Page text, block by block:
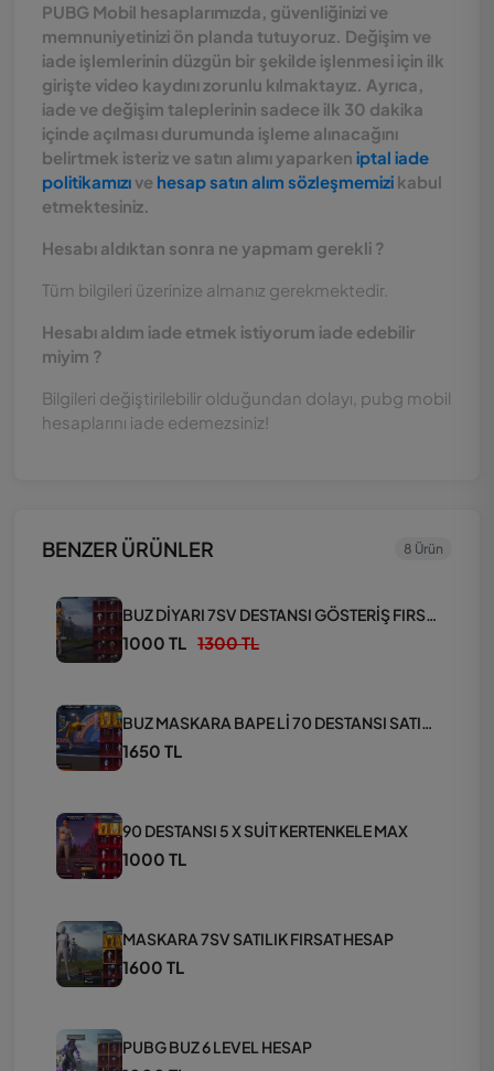
PUBG Mobil hesaplarımızda, güvenliğinizi ve
memnuniyetinizi ön planda tutuyoruz. Değişim ve
iade işlemlerinin düzgün bir şekilde işlenmesi için ilk
girişte video kaydını zorunlu kılmaktayız. Ayrıca,
iade ve değişim taleplerinin sadece ilk 30 dakika
içinde açılması durumunda işleme alınacağını
belirtmek isteriz ve satın alımı yaparken iptal iade
politikamızı ve hesap satın alım sözleşmemizi kabul
etmektesiniz.
Hesabı aldıktan sonra ne yapmam gerekli ?
Tüm bilgileri üzerinize almanız gerekmektedir.
Hesabı aldım iade etmek istiyorum iade edebilir
miyim ?
Bilgileri değiştirilebilir olduğundan dolayı, pubg mobil
hesaplarını iade edemezsiniz!
BENZER ÜRÜNLER 8 Ürün
BUZ DİYARI 7SV DESTANSI GÖSTERİŞ FIRSAT HESAP
1000 TL 1300 TL
BUZ MASKARA BAPE Lİ 70 DESTANSI SATILIK HESAP
1650 TL
90 DESTANSI 5 X SUİT KERTENKELE MAX
1000 TL
MASKARA 7SV SATILIK FIRSAT HESAP
1600 TL
PUBG BUZ 6 LEVEL HESAP